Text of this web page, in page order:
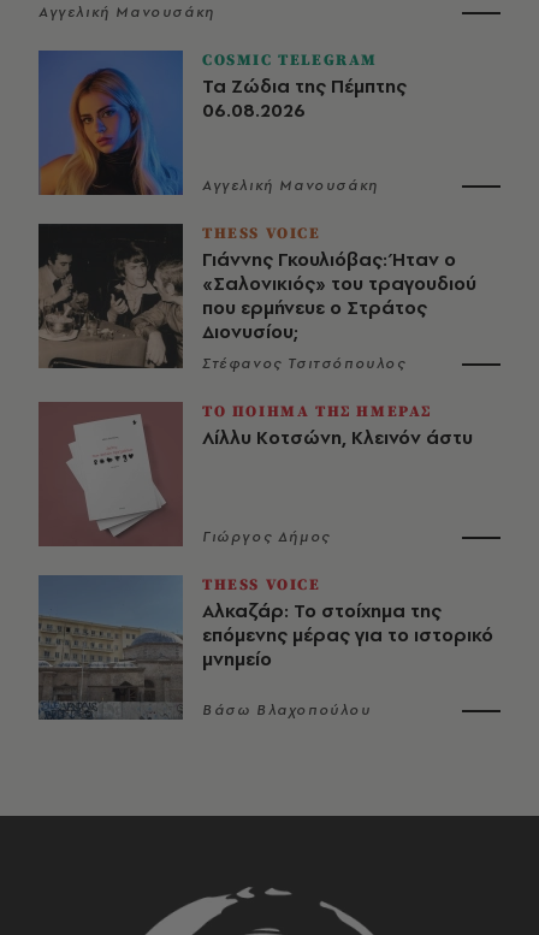
Αγγελική Μανουσάκη
COSMIC TELEGRAM
Τα Ζώδια της Πέμπτης
06.08.2026
Αγγελική Μανουσάκη
THESS VOICE
Γιάννης Γκουλιόβας: Ήταν ο
«Σαλονικιός» του τραγουδιού
που ερμήνευε ο Στράτος
Διονυσίου;
Στέφανος Τσιτσόπουλος
ΤΟ ΠΟΙΗΜΑ ΤΗΣ ΗΜΕΡΑΣ
Λίλλυ Κοτσώνη, Κλεινόν άστυ
Γιώργος Δήμος
THESS VOICE
Αλκαζάρ: Το στοίχημα της
επόμενης μέρας για το ιστορικό
μνημείο
Βάσω Βλαχοπούλου